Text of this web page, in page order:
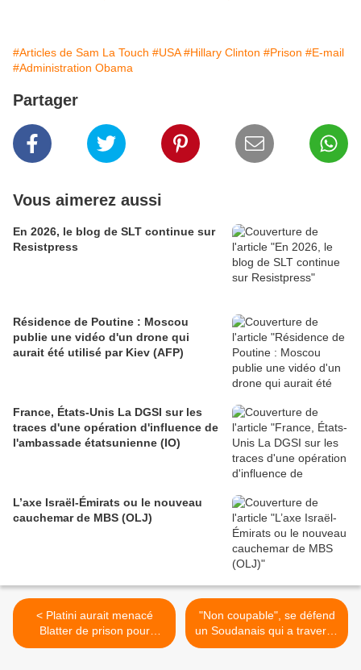
#Articles de Sam La Touch #USA #Hillary Clinton #Prison #E-mail
#Administration Obama
Partager
Vous aimerez aussi
En 2026, le blog de SLT continue sur
Resistpress
Résidence de Poutine : Moscou
publie une vidéo d'un drone qui
aurait été utilisé par Kiev (AFP)
France, États-Unis La DGSI sur les
traces d'une opération d'influence de
l'ambassade étatsunienne (IO)
L’axe Israël-Émirats ou le nouveau
cauchemar de MBS (OLJ)
< Platini aurait menacé
Blatter de prison pour
l'empêcher d'être candidat
"Non coupable", se défend
un Soudanais qui a traversé
le tunnel sous la Manche